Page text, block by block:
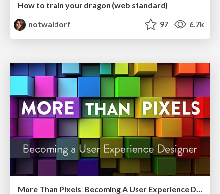
How to train your dragon (web standard)
notwaldorf
97 6.7k
More Than Pixels: Becoming A User Experience Designer